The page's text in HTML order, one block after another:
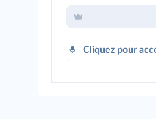
Cliquez pour